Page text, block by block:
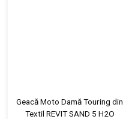
Geacă Moto Damă Touring din
Textil REVIT SAND 5 H2O